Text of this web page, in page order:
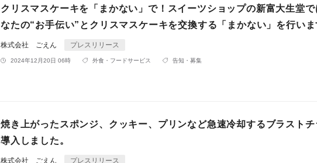
クリスマスケーキを「まかない」で！スイーツショップの新富大生堂
なたの“お手伝い”とクリスマスケーキを交換する「まかない」を行い
株式会社 ごえん プレスリリース
2024年12月20日 06時 外食・フードサービス 告知・募集
焼き上がったスポンジ、クッキー、プリンなど急速冷却するブラスト
導入しました。
株式会社 ごえん プレスリリース